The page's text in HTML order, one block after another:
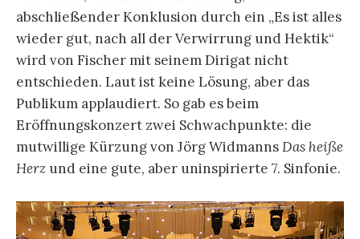
abschließender Konklusion durch ein „Es ist alles
wieder gut, nach all der Verwirrung und Hektik“
wird von Fischer mit seinem Dirigat nicht
entschieden. Laut ist keine Lösung, aber das
Publikum applaudiert. So gab es beim
Eröffnungskonzert zwei Schwachpunkte: die
mutwillige Kürzung von Jörg WidmannsDas heiße
Herz und eine gute, aber uninspirierte 7. Sinfonie.